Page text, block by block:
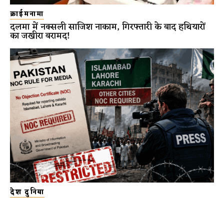
क्राईमनामा
दलमा में नक्सली साजिश नाकाम, गिरफ्तारी के बाद हथियारों
का जखीरा बरामद!
देश दुनिया